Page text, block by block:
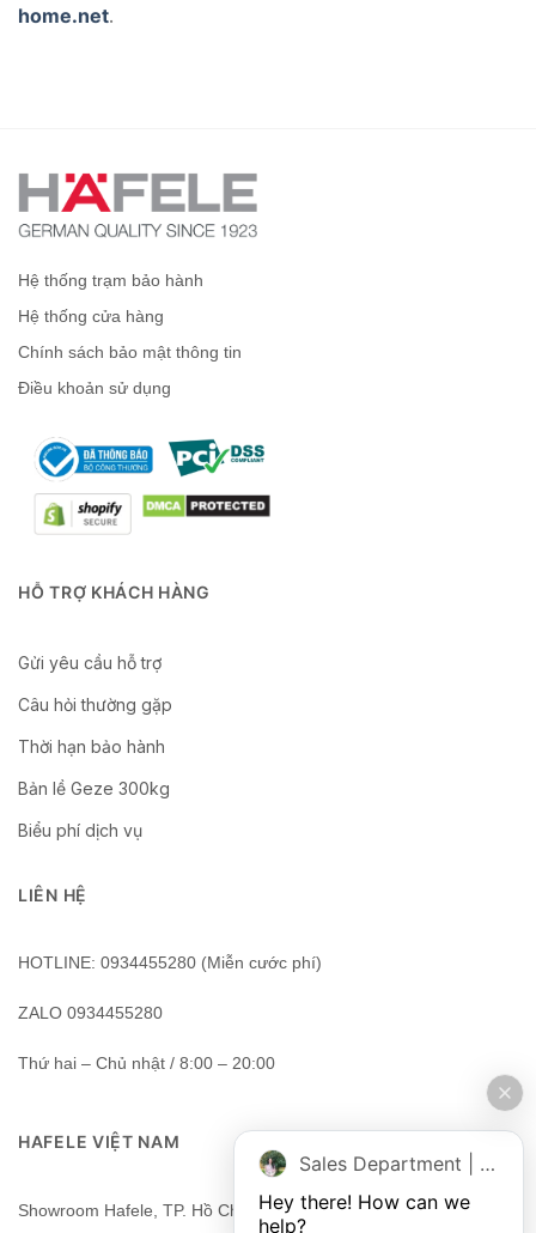
home.net.
Hệ thống trạm bảo hành
Hệ thống cửa hàng
Chính sách bảo mật thông tin
Điều khoản sử dụng
HỖ TRỢ KHÁCH HÀNG
Gửi yêu cầu hỗ trợ
Câu hỏi thường gặp
Thời hạn bảo hành
Bản lề Geze 300kg
Biểu phí dịch vụ
LIÊN HỆ
HOTLINE: 0934455280 (Miễn cước phí)
ZALO 0934455280
Thứ hai – Chủ nhật / 8:00 – 20:00
HAFELE VIỆT NAM
Showroom Hafele, TP. Hồ Chí Minh, Việt Nam
Sales Department | Chat online
Hey there! How can we
help?